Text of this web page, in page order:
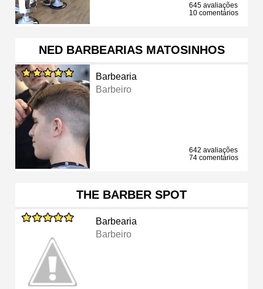
645 avaliações
10 comentários
NED BARBEARIAS MATOSINHOS
Barbearia
Barbeiro
642 avaliações
74 comentários
THE BARBER SPOT
Barbearia
Barbeiro